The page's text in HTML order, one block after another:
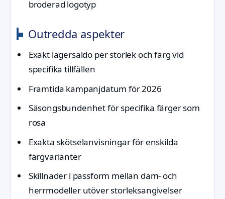
broderad logotyp
Outredda aspekter
Exakt lagersaldo per storlek och färg vid
specifika tillfällen
Framtida kampanjdatum för 2026
Säsongsbundenhet för specifika färger som
rosa
Exakta skötselanvisningar för enskilda
färgvarianter
Skillnader i passform mellan dam- och
herrmodeller utöver storleksangivelser